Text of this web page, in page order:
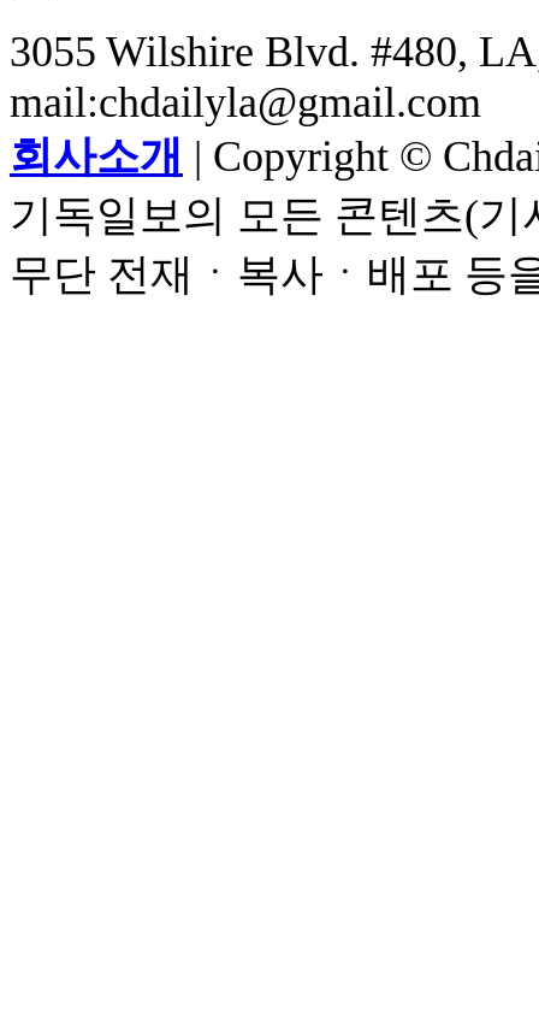
3055 Wilshire Blvd. #480,
mail:chdailyla@gmail.com
회사소개 | Copyright ©
기독일보의 모든 콘텐츠(
무단 전재ㆍ복사ㆍ배포 등